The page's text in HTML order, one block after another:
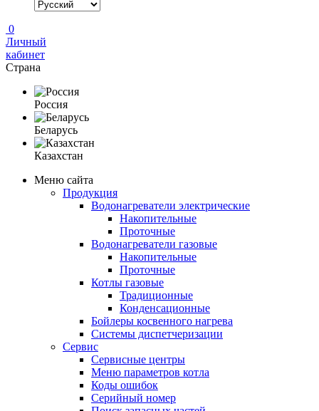
0
Личный
кабинет
Страна
Россия
Беларусь
Казахстан
Меню сайта
Продукция
Водонагреватели электрические
Накопительные
Проточные
Водонагреватели газовые
Накопительные
Проточные
Котлы газовые
Традиционные
Конденсационные
Бойлеры косвенного нагрева
Системы диспетчеризации
Сервис
Сервисные центры
Меню параметров котла
Коды ошибок
Серийный номер